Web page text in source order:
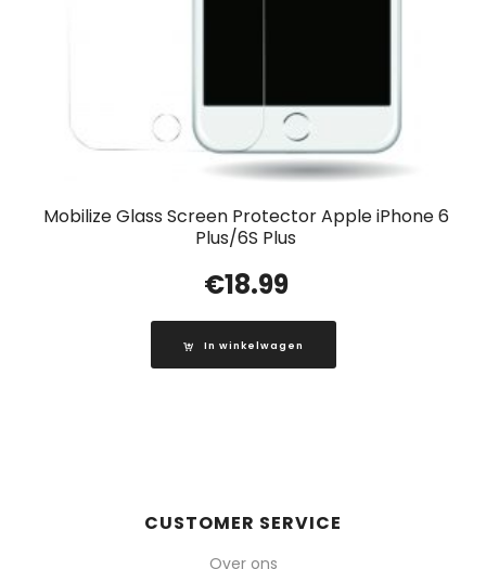
Mobilize Glass Screen Protector Apple iPhone 6
Plus/6S Plus
€18.99
In winkelwagen
CUSTOMER SERVICE
Over ons